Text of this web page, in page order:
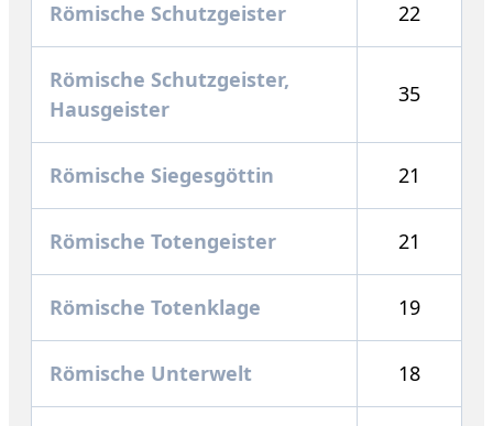
Römische Schutzgeister 22
Römische Schutzgeister,
Hausgeister
35
Römische Siegesgöttin 21
Römische Totengeister 21
Römische Totenklage 19
Römische Unterwelt 18